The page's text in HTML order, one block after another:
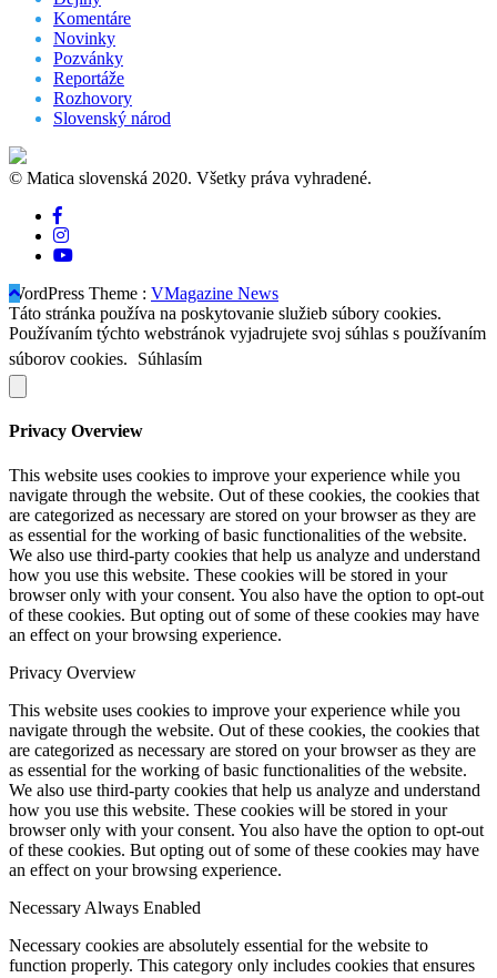
Komentáre
Novinky
Pozvánky
Reportáže
Rozhovory
Slovenský národ
© Matica slovenská 2020. Všetky práva vyhradené.
WordPress Theme : VMagazine News
Táto stránka používa na poskytovanie služieb súbory cookies.
Používaním týchto webstránok vyjadrujete svoj súhlas s používaním
súborov cookies.
Súhlasím
Privacy Overview
This website uses cookies to improve your experience while you
navigate through the website. Out of these cookies, the cookies that
are categorized as necessary are stored on your browser as they are
as essential for the working of basic functionalities of the website.
We also use third-party cookies that help us analyze and understand
how you use this website. These cookies will be stored in your
browser only with your consent. You also have the option to opt-out
of these cookies. But opting out of some of these cookies may have
an effect on your browsing experience.
Privacy Overview
This website uses cookies to improve your experience while you
navigate through the website. Out of these cookies, the cookies that
are categorized as necessary are stored on your browser as they are
as essential for the working of basic functionalities of the website.
We also use third-party cookies that help us analyze and understand
how you use this website. These cookies will be stored in your
browser only with your consent. You also have the option to opt-out
of these cookies. But opting out of some of these cookies may have
an effect on your browsing experience.
Necessary Always Enabled
Necessary cookies are absolutely essential for the website to
function properly. This category only includes cookies that ensures